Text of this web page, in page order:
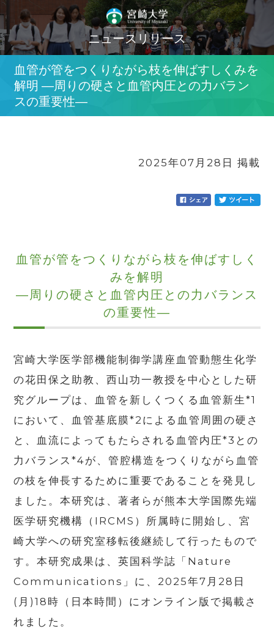
ニュースリリース
血管が管をつくりながら枝を伸ばすしくみを
解明 ―周りの硬さと血管内圧との力バラン
スの重要性―
2025年07月28日 掲載
血管が管をつくりながら枝を伸ばすしく
みを解明
―周りの硬さと血管内圧との力バランス
の重要性―
宮崎大学医学部機能制御学講座血管動態生化学
の花田保之助教、西山功一教授を中心とした研
究グループは、血管を新しくつくる血管新生*1
において、血管基底膜*2による血管周囲の硬さ
と、血流によってもたらされる血管内圧*3との
力バランス*4が、管腔構造をつくりながら血管
の枝を伸長するために重要であることを発見し
ました。本研究は、著者らが熊本大学国際先端
医学研究機構（IRCMS）所属時に開始し、宮
崎大学への研究室移転後継続して行ったもので
す。本研究成果は、英国科学誌「Nature
Communications」に、2025年7月28日
(月)18時（日本時間）にオンライン版で掲載さ
れました。